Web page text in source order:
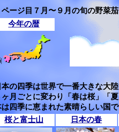
ページ目７月〜９月の旬の野菜
今年の暦
本の四季は世界で一番大きな大
ヶ月ごとに変わり「春は桜」「
四季に恵まれた素晴らしい国で
桜と富士山
日本の春